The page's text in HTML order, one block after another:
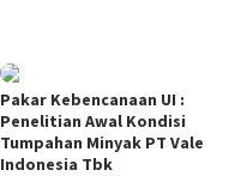
Pakar Kebencanaan UI :
Penelitian Awal Kondisi
Tumpahan Minyak PT Vale
Indonesia Tbk